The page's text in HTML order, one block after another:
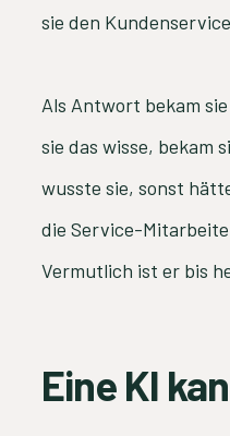
sie den
Als Antwort bekam
sie das wisse, bekam
wusste sie, sonst
die Service-
Vermutlich ist er bis
Eine KI